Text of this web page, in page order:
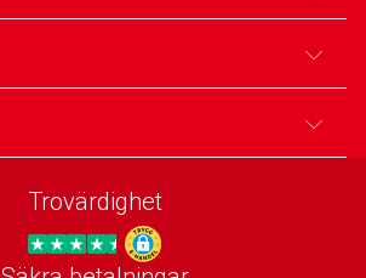
Trovärdighet
Trygg E-handel